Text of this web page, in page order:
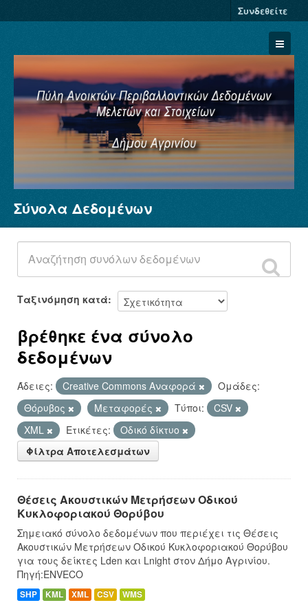
Συνδεθείτε
Σύνολα Δεδομένων
Φορείς
Ομάδες
Σχετικά
Σύνολα Δεδομένων
Ταξινόμηση κατά
βρέθηκε ένα σύνολο
δεδομένων
Άδειες: Creative Commons Αναφορά
Ομάδες:
Θόρυβος
Μεταφορές Τύποι:
CSV
XML
Ετικέτες:
Οδικό δίκτυο
Φίλτρα Αποτελεσμάτων
Θέσεις Ακουστικών Μετρήσεων Οδικού
Κυκλοφοριακού Θορύβου
Σημειακό σύνολο δεδομένων που περιέχει τις Θέσεις
Ακουστικών Μετρήσεων Οδικού Κυκλοφοριακού Θορύβου
για τους δείκτες Lden και Lnight στον Δήμο Αγρινίου.
Πηγή:ENVECO
SHP KML XML CSV WMS